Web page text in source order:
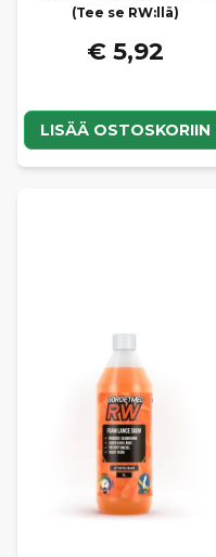
(Tee se RW:llä)
€ 5,92
LISÄÄ OSTOSKORIIN